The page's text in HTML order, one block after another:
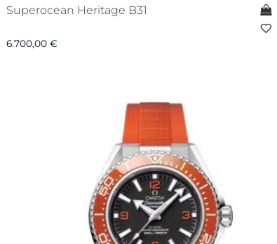
Superocean Heritage B31
6.700,00€